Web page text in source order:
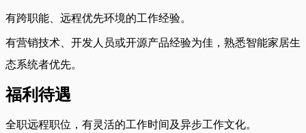
有跨职能、远程优先环境的工作经验。
有营销技术、开发人员或开源产品经验为佳，熟悉智能家居生
态系统者优先。
福利待遇
全职远程职位，有灵活的工作时间及异步工作文化。